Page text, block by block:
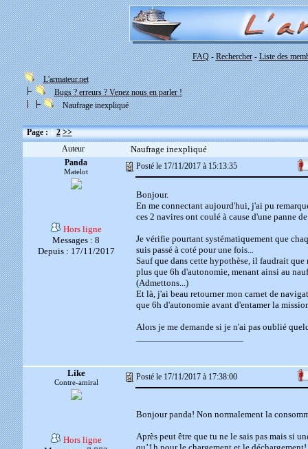
FAQ-Rechercher-Liste des
L'armateur.net
Bugs ? erreurs ? Venez nous en parler !
Naufrage inexpliqué
Page :1 2 >>
Auteur
Naufrage inexpliqué
Panda
Matelot
Posté le 17/11/2017 à 15:13:35
Hors ligne
Messages : 8
Depuis : 17/11/2017
Bonjour.
En me connectant aujourd'hui, j'ai pu
ces 2 navires ont coulé à cause d'une panne
Je vérifie pourtant systématiquement que
suis passé à coté pour une fois...
Sauf que dans cette hypothèse, il faudrait
plus que 6h d'autonomie, menant ainsi au
(Admettons...)
Et là, j'ai beau retourner mon carnet de
que 6h d'autonomie avant d'entamer la
Alors je me demande si je n'ai pas oublié
Like
Contre-amiral
Posté le 17/11/2017 à 17:38:00
Hors ligne
Bonjour panda! Non normalement la
Après peut être que tu ne le sais pas mais si